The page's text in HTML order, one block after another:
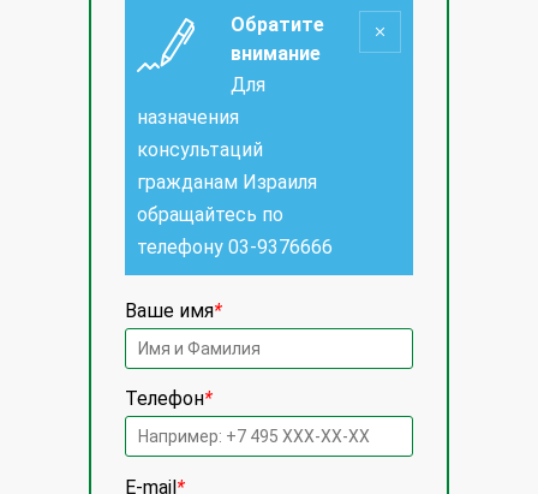
Обратите
внимание
Для
назначения
консультаций
гражданам Израиля
обращайтесь по
телефону 03-9376666
Ваше имя*
Телефон*
E-mail*